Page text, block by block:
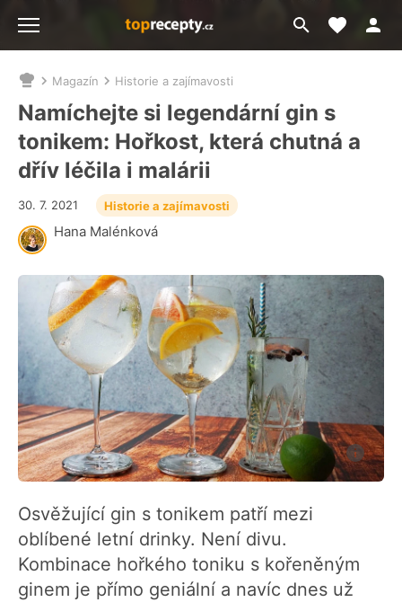
Přejít
na
Moje
Nacházíte
se
zde:
Magazín Historie a zajímavosti
Namíchejte si legendární gin s
tonikem: Hořkost, která chutná a
dřív léčila i malárii
Hana Malénková
30. 7. 2021 Historie a zajímavosti
Osvěžující gin s tonikem patří mezi
oblíbené letní drinky. Není divu.
Kombinace hořkého toniku s kořeněným
ginem je přímo geniální a navíc dnes už